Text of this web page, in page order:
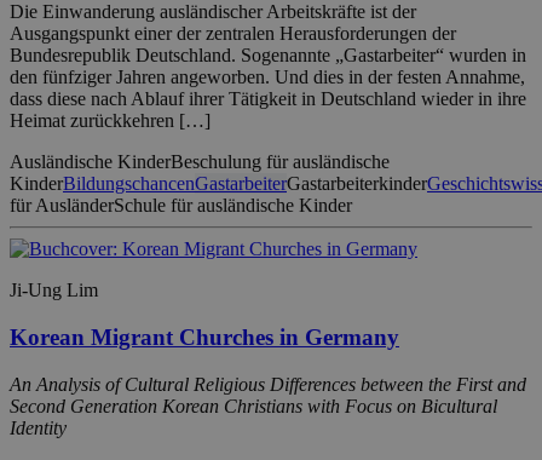
Die Einwanderung ausländischer Arbeitskräfte ist der
Ausgangspunkt einer der zentralen Herausforderungen der
Bundesrepublik Deutschland. Sogenannte „Gastarbeiter“ wurden in
den fünfziger Jahren angeworben. Und dies in der festen Annahme,
dass diese nach Ablauf ihrer Tätigkeit in Deutschland wieder in ihre
Heimat zurückkehren […]
Ausländische KinderBeschulung für ausländische
KinderBildungschancenGastarbeiterGastarbeiterkinder
für AusländerSchule für ausländische Kinder
Ji-Ung Lim
Korean Migrant Churches in Germany
An Analysis of Cultural Religious Differences between the First and
Second Generation Korean Christians with Focus on Bicultural
Identity